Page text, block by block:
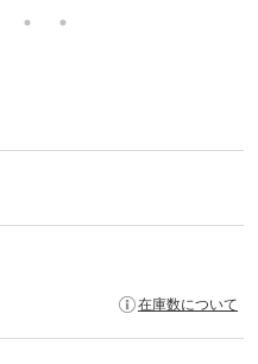
在庫数について